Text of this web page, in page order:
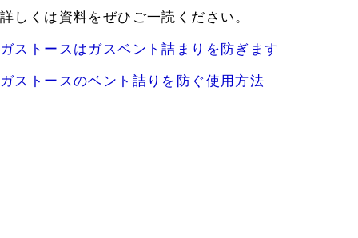
詳しくは資料をぜひご一読ください。
ガストースはガスベント詰まりを防ぎます
ガストースのベント詰りを防ぐ使用方法